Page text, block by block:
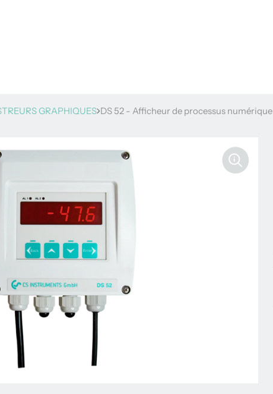
GRAPHIQUES DS 52 - Afficheur de processus numérique